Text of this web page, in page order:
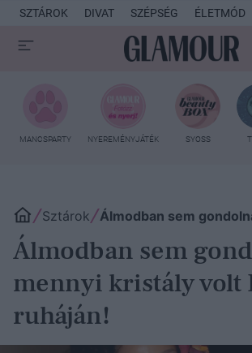
SZTÁROK DIVAT SZÉPSÉG ÉLETMÓD
MANCSPARTY NYEREMÉNYJÁTÉK SYOSS
Sztárok Álmodban sem
Álmodban sem
mennyi kristály volt
ruháján!